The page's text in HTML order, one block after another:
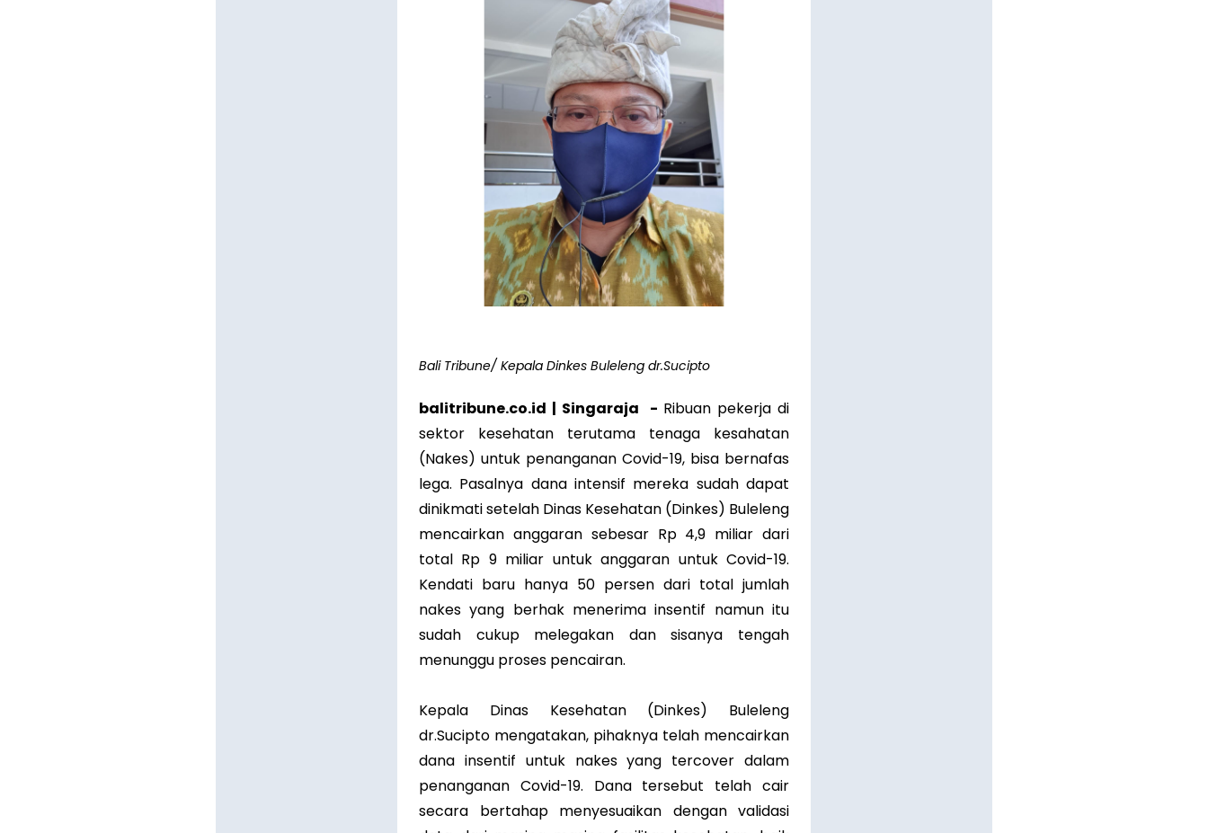
Bali Tribune/ Kepala Dinkes Buleleng dr.Sucipto
balitribune.co.id | Singaraja - Ribuan pekerja di
sektor kesehatan terutama tenaga kesahatan
(Nakes) untuk penanganan Covid-19, bisa bernafas
lega. Pasalnya dana intensif mereka sudah dapat
dinikmati setelah Dinas Kesehatan (Dinkes) Buleleng
mencairkan anggaran sebesar Rp 4,9 miliar dari
total Rp 9 miliar untuk anggaran untuk Covid-19.
Kendati baru hanya 50 persen dari total jumlah
nakes yang berhak menerima insentif namun itu
sudah cukup melegakan dan sisanya tengah
menunggu proses pencairan.
Kepala Dinas Kesehatan (Dinkes) Buleleng
dr.Sucipto mengatakan, pihaknya telah mencairkan
dana insentif untuk nakes yang tercover dalam
penanganan Covid-19. Dana tersebut telah cair
secara bertahap menyesuaikan dengan validasi